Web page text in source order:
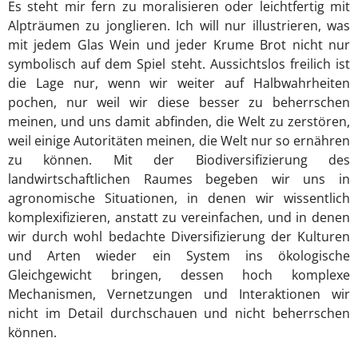
Es steht mir fern zu moralisieren oder leichtfertig mit
Alpträumen zu jonglieren. Ich will nur illustrieren, was
mit jedem Glas Wein und jeder Krume Brot nicht nur
symbolisch auf dem Spiel steht. Aussichtslos freilich ist
die Lage nur, wenn wir weiter auf Halbwahrheiten
pochen, nur weil wir diese besser zu beherrschen
meinen, und uns damit abfinden, die Welt zu zerstören,
weil einige Autoritäten meinen, die Welt nur so ernähren
zu können. Mit der Biodiversifizierung des
landwirtschaftlichen Raumes begeben wir uns in
agronomische Situationen, in denen wir wissentlich
komplexifizieren, anstatt zu vereinfachen, und in denen
wir durch wohl bedachte Diversifizierung der Kulturen
und Arten wieder ein System ins ökologische
Gleichgewicht bringen, dessen hoch komplexe
Mechanismen, Vernetzungen und Interaktionen wir
nicht im Detail durchschauen und nicht beherrschen
können.